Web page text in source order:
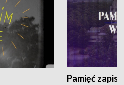
Pamięć